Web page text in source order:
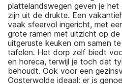
plattelandswegen geven je
zijn uit de drukte. Een
vaak sfeervol ingericht, met
grote ramen met uitzicht op
uitgeruste keuken om samen
tafelen. Het dorp zelf biedt
en horeca, terwijl je toch dat
behoudt. Ook voor een
Oosterwolde ideaal: er is